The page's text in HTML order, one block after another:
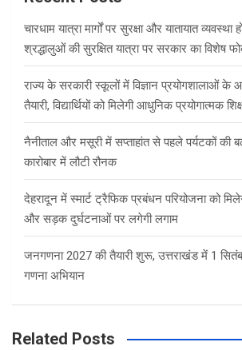
चारधाम यात्रा मार्गों पर सुरक्षा और यातायात
श्रद्धालुओं की सुरक्षित यात्रा पर सरकार का विशेष
राज्य के सरकारी स्कूलों में विज्ञान प्रयोगशालाओं के
तैयारी, विद्यार्थियों को मिलेगी आधुनिक प्रयोगात्मक
नैनीताल और मसूरी में सप्ताहांत से पहले पर्यटकों की
कारोबार में लौटी रौनक
देहरादून में स्मार्ट ट्रैफिक प्रबंधन परियोजना को
और सड़क दुर्घटनाओं पर लगेगी लगाम
जनगणना 2027 की तैयारी शुरू, उत्तराखंड में 1
गणना अभियान
Related Posts